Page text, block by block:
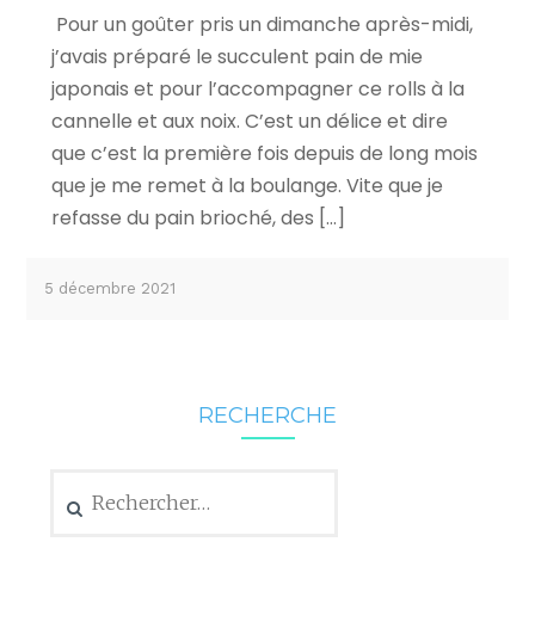
Pour un goûter pris un dimanche après-midi,
j’avais préparé le succulent pain de mie
japonais et pour l’accompagner ce rolls à la
cannelle et aux noix. C’est un délice et dire
que c’est la première fois depuis de long mois
que je me remet à la boulange. Vite que je
refasse du pain brioché, des […]
5 décembre 2021
RECHERCHE